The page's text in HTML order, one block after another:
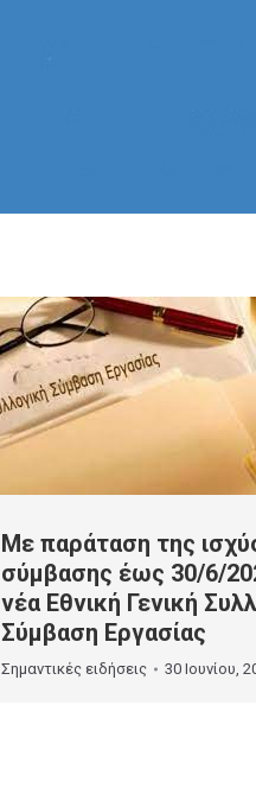
Με παράταση της
σύμβασης έως 30/6/
νέα Εθνική Γενική
Σύμβαση Εργασίας
Σημαντικές ειδήσεις 30 Ιουνίου,